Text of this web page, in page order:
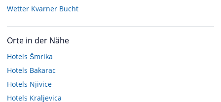
Wetter Kvarner Bucht
Orte in der Nähe
Hotels Šmrika
Hotels Bakarac
Hotels Njivice
Hotels Kraljevica